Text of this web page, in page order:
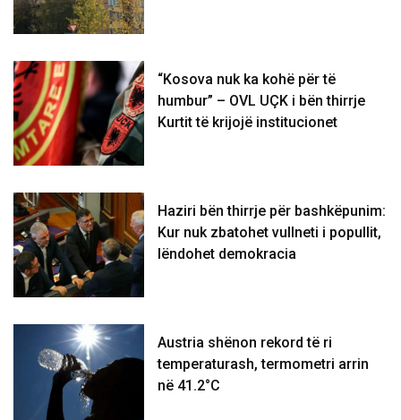
“Kosova nuk ka kohë për të
humbur” – OVL UÇK i bën thirrje
Kurtit të krijojë institucionet
Haziri bën thirrje për bashkëpunim:
Kur nuk zbatohet vullneti i popullit,
lëndohet demokracia
Austria shënon rekord të ri
temperaturash, termometri arrin
në 41.2°C